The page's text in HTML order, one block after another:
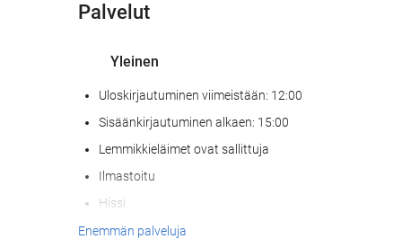
Palvelut
Yleinen
Uloskirjautuminen viimeistään: 12:00
Sisäänkirjautuminen alkaen: 15:00
Lemmikkieläimet ovat sallittuja
Ilmastoitu
Hissi
Pääsy liikuntarajoitteisille asiakkaille
Enemmän palveluja